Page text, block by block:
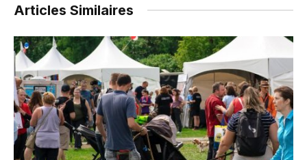
Articles Similaires